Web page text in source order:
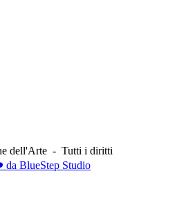
dell'Arte - Tutti i diritti
BlueStep Studio